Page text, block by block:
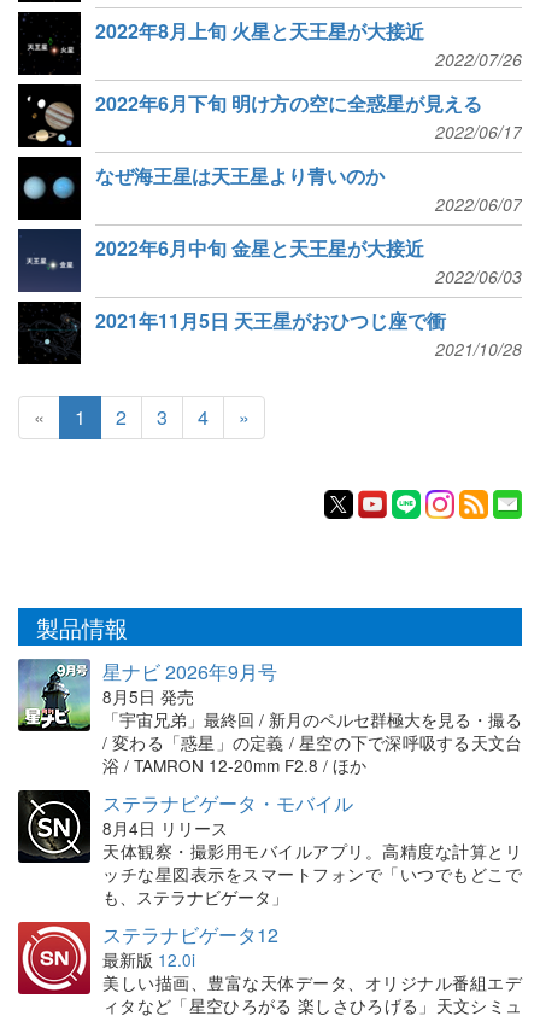
2022年8月上旬 火星と天王星が大接近
2022/07/26
2022年6月下旬 明け方の空に全惑星が見える
2022/06/17
なぜ海王星は天王星より青いのか
2022/06/07
2022年6月中旬 金星と天王星が大接近
2022/06/03
2021年11月5日 天王星がおひつじ座で衝
2021/10/28
« 1 2 3 4 »
製品情報
星ナビ 2026年9月号
8月5日 発売
「宇宙兄弟」最終回 / 新月のペルセ群極大を見る・撮る
/ 変わる「惑星」の定義 / 星空の下で深呼吸する天文台
浴 / TAMRON 12-20mm F2.8 / ほか
ステラナビゲータ・モバイル
8月4日 リリース
天体観察・撮影用モバイルアプリ。高精度な計算とリ
ッチな星図表示をスマートフォンで「いつでもどこで
も、ステラナビゲータ」
ステラナビゲータ12
最新版 12.0i
美しい描画、豊富な天体データ、オリジナル番組エデ
ィタなど「星空ひろがる 楽しさひろげる」天文シミュ